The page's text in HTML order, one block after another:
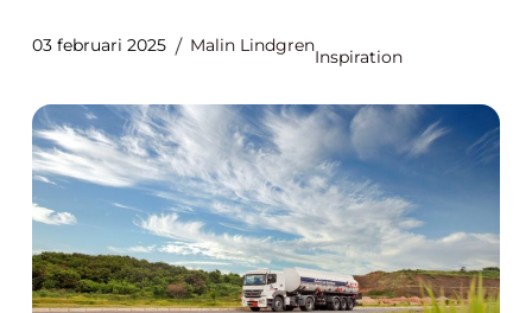
03 februari 2025 Malin Lindgren
Inspiration